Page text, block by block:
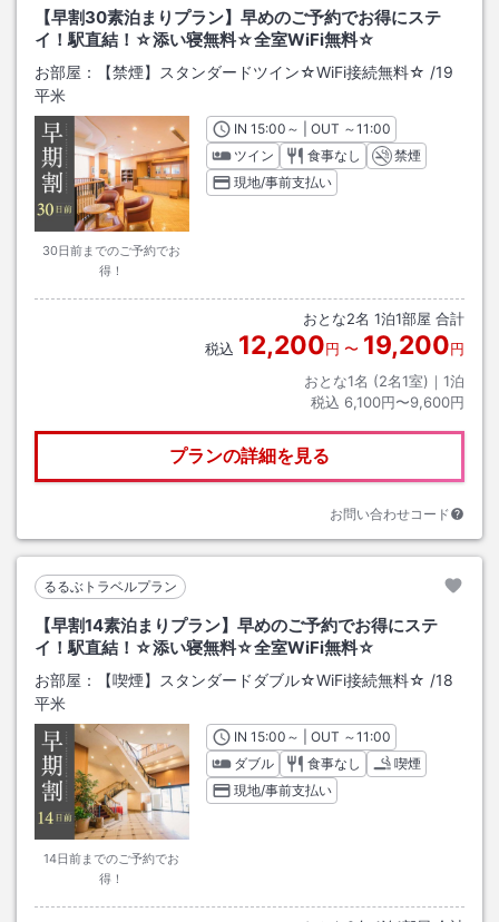
【早割30素泊まりプラン】早めのご予約でお得にステ
イ！駅直結！☆添い寝無料☆全室WiFi無料☆
お部屋： 【禁煙】スタンダードツイン☆WiFi接続無料☆ /19
平米
30日前までのご予約でお
得！
INチェックイン
15:00 ～ | OUT チェックアウト
～11:00
ツイン
食事なし
禁煙
現地/事前支払い
おとな2名 1泊1部屋 合計
税込 12,200円 〜 19,200円
おとな1名 (2名1室)｜ 1泊
税込 6,100円〜9,600円
プランの詳細を見る
お問い合わせコード
るるぶトラベルプラン
【早割14素泊まりプラン】早めのご予約でお得にステ
イ！駅直結！☆添い寝無料☆全室WiFi無料☆
お部屋： 【喫煙】スタンダードダブル☆WiFi接続無料☆ /18
平米
14日前までのご予約でお
得！
INチェックイン
15:00 ～ | OUT チェックアウト
～11:00
ダブル
食事なし
喫煙
現地/事前支払い